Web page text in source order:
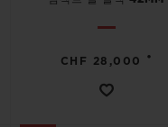
CHF 28,000 •